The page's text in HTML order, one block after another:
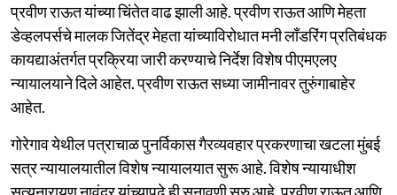
प्रवीण राऊत यांच्या चिंतेत वाढ झाली आहे. प्रवीण राऊत आणि मेहता
डेव्हलपर्सचे मालक जितेंद्र मेहता यांच्याविरोधात मनी लाँडरिंग प्रतिबंधक
कायद्याअंतर्गत प्रक्रिया जारी करण्याचे निर्देश विशेष पीएमएलए
न्यायालयाने दिले आहेत. प्रवीण राऊत सध्या जामीनावर तुरुंगाबाहेर
आहेत.
गोरेगाव येथील पत्राचाळ पुनर्विकास गैरव्यवहार प्रकरणाचा खटला मुंबई
सत्र न्यायालयातील विशेष न्यायालयात सुरू आहे. विशेष न्यायाधीश
सत्यनारायण नावंदर यांच्यापुढे ही सुनावणी सुरु आहे. प्रवीण राऊत आणि